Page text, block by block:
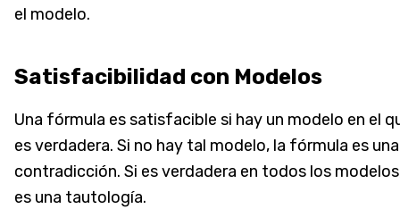
el modelo.
Satisfacibilidad con Modelos
Una fórmula es satisfacible si hay un modelo en el
es verdadera. Si no hay tal modelo, la fórmula es una
contradicción. Si es verdadera en todos los
es una tautología.